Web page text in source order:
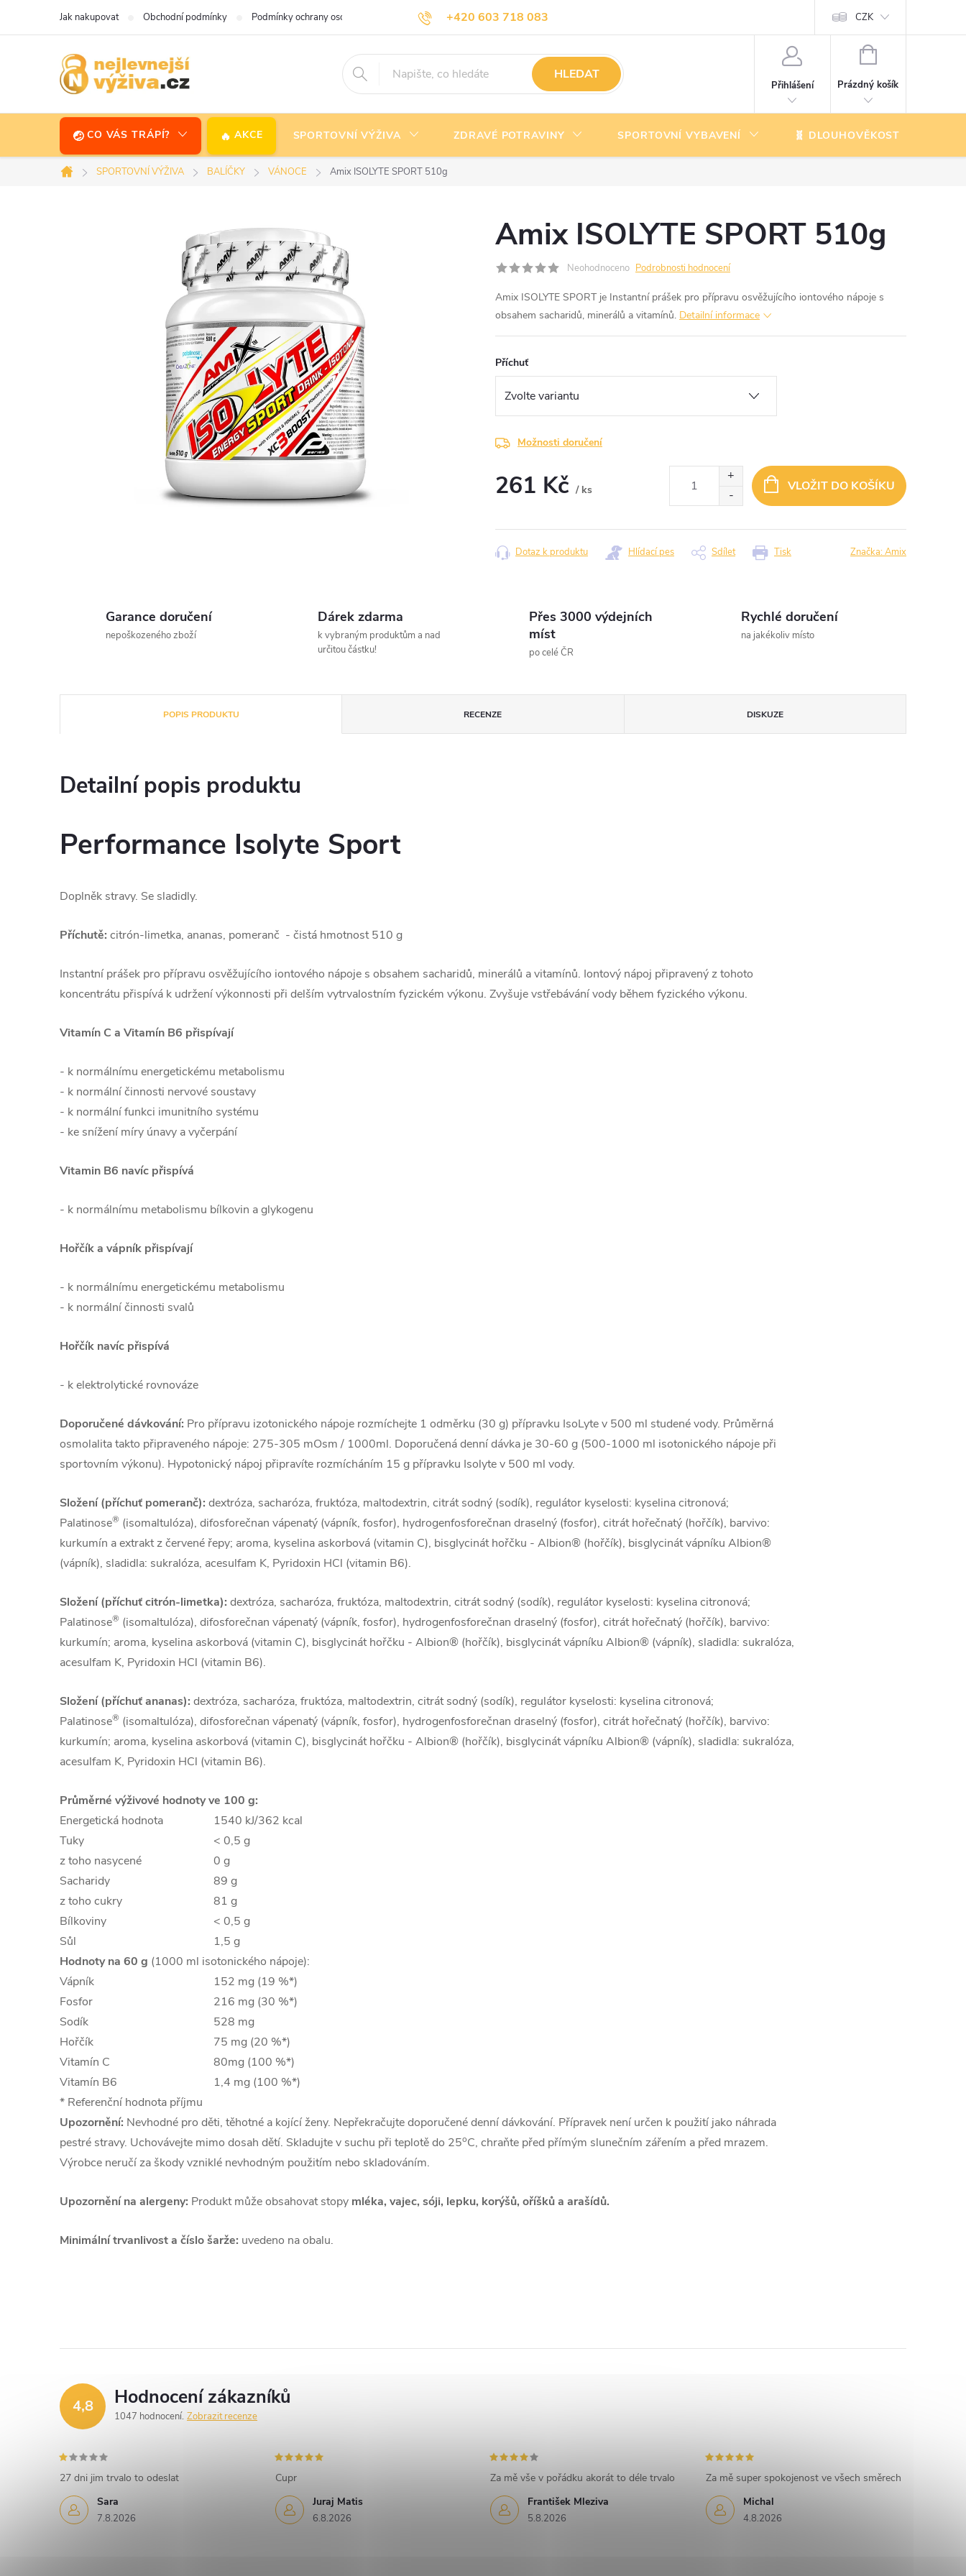
+420 603 718 083
info@nejlevnejsivyziva.cz
Jak nakupovat Obchodní podmínky Podmínky ochrany osobních údajů Doprava a platba Kontakty CZK
HLEDAT
Přihlášení
NÁKUPNÍ
Prázdný košík
CO VÁS TRÁPÍ? AKCE SPORTOVNÍ VÝŽIVA ZDRAVÉ POTRAVINY SPORTOVNÍ VYBAVENÍ 🧬 DLOUHOVĚKOST
Domů
SPORTOVNÍ VÝŽIVA BALÍČKY VÁNOCE Amix ISOLYTE SPORT 510g
Amix ISOLYTE SPORT 510g
Neohodnoceno Podrobnosti hodnocení
Amix ISOLYTE SPORT je Instantní prášek pro přípravu osvěžujícího iontového nápoje s
obsahem sacharidů, minerálů a vitamínů. Detailní informace
Příchuť
Možnosti doručení
261 Kč / ks
VLOŽIT DO KOŠÍKU
Tisk
Dotaz k produktu Hlídací pes Sdílet Značka:Amix
Garance doručení
nepoškozeného zboží
Dárek zdarma
k vybraným produktům a nad
určitou částku!
Přes 3000 výdejních
míst
po celé ČR
Rychlé doručení
na jakékoliv místo
POPIS PRODUKTU RECENZE DISKUZE
Detailní popis produktu
Performance Isolyte Sport
Doplněk stravy. Se sladidly.
Příchutě: citrón-limetka, ananas, pomeranč - čistá hmotnost 510 g
Instantní prášek pro přípravu osvěžujícího iontového nápoje s obsahem sacharidů, minerálů a vitamínů. Iontový nápoj připravený z tohoto
koncentrátu přispívá k udržení výkonnosti při delším vytrvalostním fyzickém výkonu. Zvyšuje vstřebávání vody během fyzického výkonu.
Vitamín C a Vitamín B6 přispívají
- k normálnímu energetickému metabolismu
- k normální činnosti nervové soustavy
- k normální funkci imunitního systému
- ke snížení míry únavy a vyčerpání
Vitamin B6 navíc přispívá
- k normálnímu metabolismu bílkovin a glykogenu
Hořčík a vápník přispívají
- k normálnímu energetickému metabolismu
- k normální činnosti svalů
Hořčík navíc přispívá
- k elektrolytické rovnováze
Doporučené dávkování: Pro přípravu izotonického nápoje rozmíchejte 1 odměrku (30 g) přípravku IsoLyte v 500 ml studené vody. Průměrná
osmolalita takto připraveného nápoje: 275-305 mOsm / 1000ml. Doporučená denní dávka je 30-60 g (500-1000 ml isotonického nápoje při
sportovním výkonu). Hypotonický nápoj připravíte rozmícháním 15 g přípravku Isolyte v 500 ml vody.
Složení (příchuť pomeranč): dextróza, sacharóza, fruktóza, maltodextrin, citrát sodný (sodík), regulátor kyselosti: kyselina citronová;
Palatinose® (isomaltulóza), difosforečnan vápenatý (vápník, fosfor), hydrogenfosforečnan draselný (fosfor), citrát hořečnatý (hořčík), barvivo:
kurkumín a extrakt z červené řepy; aroma, kyselina askorbová (vitamin C), bisglycinát hořčku - Albion® (hořčík), bisglycinát vápníku Albion®
(vápník), sladidla: sukralóza, acesulfam K, Pyridoxin HCl (vitamin B6).
Složení (příchuť citrón-limetka): dextróza, sacharóza, fruktóza, maltodextrin, citrát sodný (sodík), regulátor kyselosti: kyselina citronová;
Palatinose® (isomaltulóza), difosforečnan vápenatý (vápník, fosfor), hydrogenfosforečnan draselný (fosfor), citrát hořečnatý (hořčík), barvivo:
kurkumín; aroma, kyselina askorbová (vitamin C), bisglycinát hořčku - Albion® (hořčík), bisglycinát vápníku Albion® (vápník), sladidla: sukralóza,
acesulfam K, Pyridoxin HCl (vitamin B6).
Složení (příchuť ananas): dextróza, sacharóza, fruktóza, maltodextrin, citrát sodný (sodík), regulátor kyselosti: kyselina citronová;
Palatinose® (isomaltulóza), difosforečnan vápenatý (vápník, fosfor), hydrogenfosforečnan draselný (fosfor), citrát hořečnatý (hořčík), barvivo:
kurkumín; aroma, kyselina askorbová (vitamin C), bisglycinát hořčku - Albion® (hořčík), bisglycinát vápníku Albion® (vápník), sladidla: sukralóza,
acesulfam K, Pyridoxin HCl (vitamin B6).
Průměrné výživové hodnoty ve 100 g:
Energetická hodnota
1540 kJ/362 kcal
Tuky
< 0,5 g
z toho nasycené
0 g
Sacharidy
89 g
z toho cukry
81 g
Bílkoviny
< 0,5 g
Sůl
1,5 g
Hodnoty na 60 g (1000 ml isotonického nápoje):
Vápník
152 mg (19 %*)
Fosfor
216 mg (30 %*)
Sodík
528 mg
Hořčík
75 mg (20 %*)
Vitamín C
80mg (100 %*)
Vitamín B6
1,4 mg (100 %*)
* Referenční hodnota příjmu
Upozornění: Nevhodné pro děti, těhotné a kojící ženy. Nepřekračujte doporučené denní dávkování. Přípravek není určen k použití jako náhrada
pestré stravy. Uchovávejte mimo dosah dětí. Skladujte v suchu při teplotě do 25oC, chraňte před přímým slunečním zářením a před mrazem.
Výrobce neručí za škody vzniklé nevhodným použitím nebo skladováním.
Upozornění na alergeny: Produkt může obsahovat stopy mléka, vajec, sóji, lepku, korýšů, oříšků a arašídů.
Minimální trvanlivost a číslo šarže: uvedeno na obalu.
4,8 Hodnocení zákazníků
1047 hodnocení Zobrazit recenze
Sara
7.8.2026
27 dni jim trvalo to odeslat
Juraj Matis
6.8.2026
Cupr
František Mleziva
5.8.2026
Za mě vše v pořádku akorát to déle trvalo
Michal
4.8.2026
Za mě super spokojenost ve všech směrech